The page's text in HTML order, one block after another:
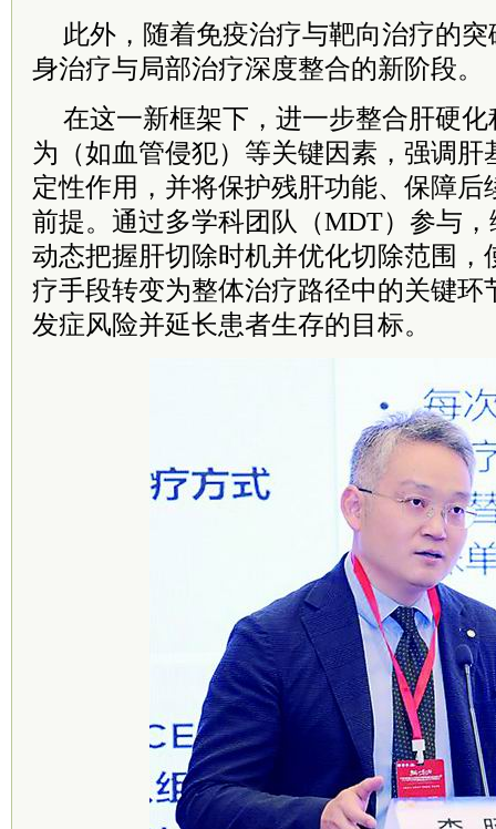
此外，随着免疫治疗与靶向治疗的
身治疗与局部治疗深度整合的新阶段。
在这一新框架下，进一步整合肝硬
为（如血管侵犯）等关键因素，强调肝
定性作用，并将保护残肝功能、保障后
前提。通过多学科团队（MDT）参与
动态把握肝切除时机并优化切除范围，
疗手段转变为整体治疗路径中的关键环
发症风险并延长患者生存的目标。